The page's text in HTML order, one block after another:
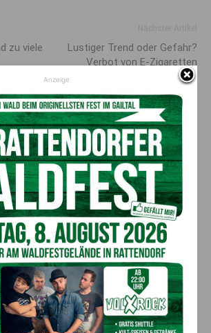
zu viele
Lustiger Trend oder Gefahr?
Verbot von E-Zigaretten
gefordert
AKTUELLES
Kraftstoff ausgetreten:
in Möderndorf
5. August 2026
in Arnoldstein:
Suchaktion nach
(67)
5. August 2026
bricht ein: Landwirt (38)
3,5 Meter in die Tiefe
Anzeige